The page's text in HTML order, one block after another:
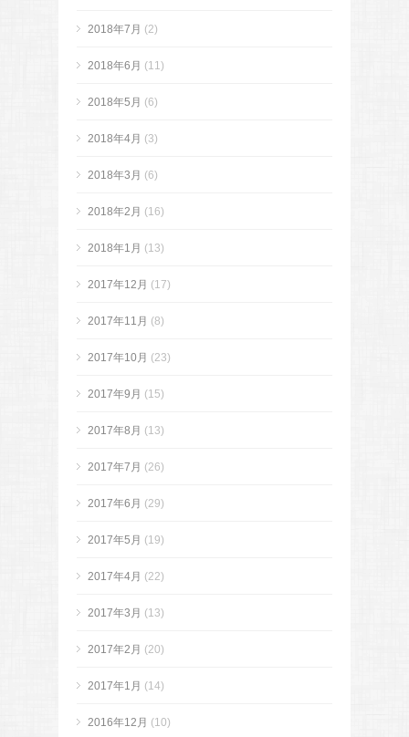
2018年7月 (2)
2018年6月 (11)
2018年5月 (6)
2018年4月 (3)
2018年3月 (6)
2018年2月 (16)
2018年1月 (13)
2017年12月 (17)
2017年11月 (8)
2017年10月 (23)
2017年9月 (15)
2017年8月 (13)
2017年7月 (26)
2017年6月 (29)
2017年5月 (19)
2017年4月 (22)
2017年3月 (13)
2017年2月 (20)
2017年1月 (14)
2016年12月 (10)